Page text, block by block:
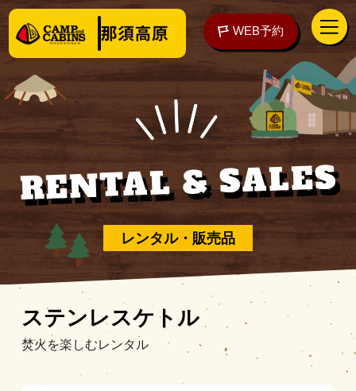
WEB予約
泊まる
楽しむ
ご予約の前に
アクセス WEB予約
レンタル・販売品
RENTAL & SALES
ステンレスケトル
焚火を楽しむレンタル